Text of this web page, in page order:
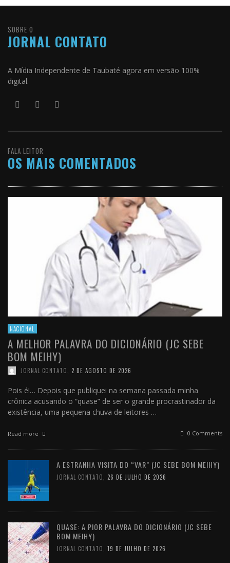
SOBRE O
JORNAL CONTATO
A Mídia Independente de Taubaté agora em versão 100%
digital.
FALA LEITOR
OS MAIS COMENTADOS
NACIONAL
A MELHOR PALAVRA DO DICIONÁRIO (JC SEBE
BOM MEIHY)
JORNAL CONTATO, 2 DE AGOSTO DE 2026
Pois é!… Depois que publiquei na semana passada minha
crônica acusando o “quase” de ser o grande procrastinador da
existência, uma pequena chuva de leitores …
Read more 0 Comments
A ESTRANHA VISITA DO “VAR” (JC SEBE BOM MEIHY)
JORNAL CONTATO 26 DE JULHO DE 2026
QUASE: A PIOR PALAVRA DO DICIONÁRIO (JC SEBE
BOM MEIHY)
JORNAL CONTATO 19 DE JULHO DE 2026